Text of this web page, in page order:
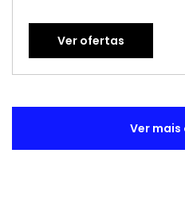
Ver ofertas
Ver